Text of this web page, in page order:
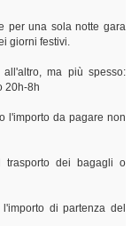
per una sola notte gara
giorni festivi.
ma più spesso:
20h-8h
l'importo da pagare non
trasporto dei bagagli o
di partenza del